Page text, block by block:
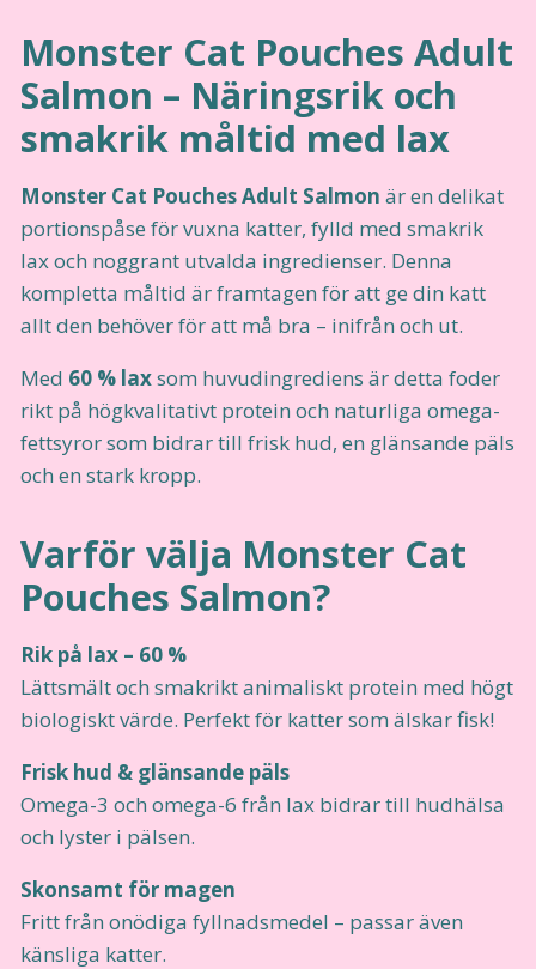
Monster Cat Pouches Adult
Salmon – Näringsrik och
smakrik måltid med lax
Monster Cat Pouches Adult Salmon är en delikat
portionspåse för vuxna katter, fylld med smakrik
lax och noggrant utvalda ingredienser. Denna
kompletta måltid är framtagen för att ge din katt
allt den behöver för att må bra – inifrån och ut.
Med 60 % laxsom huvudingrediens är detta foder
rikt på högkvalitativt protein och naturliga omega-
fettsyror som bidrar till frisk hud, en glänsande päls
och en stark kropp.
Varför välja Monster Cat
Pouches Salmon?
Rik på lax – 60 %
Lättsmält och smakrikt animaliskt protein med högt
biologiskt värde. Perfekt för katter som älskar fisk!
Frisk hud & glänsande päls
Omega-3 och omega-6 från lax bidrar till hudhälsa
och lyster i pälsen.
Skonsamt för magen
Fritt från onödiga fyllnadsmedel – passar även
känsliga katter.